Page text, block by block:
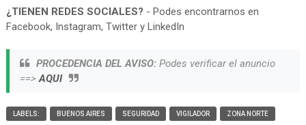
¿TIENEN REDES SOCIALES? - Podes encontrarnos en
Facebook, Instagram, Twitter y LinkedIn
PROCEDENCIA DEL AVISO:Podes verificar el anuncio
==>AQUI
LABELS: BUENOS AIRES SEGURIDAD VIGILADOR ZONA NORTE